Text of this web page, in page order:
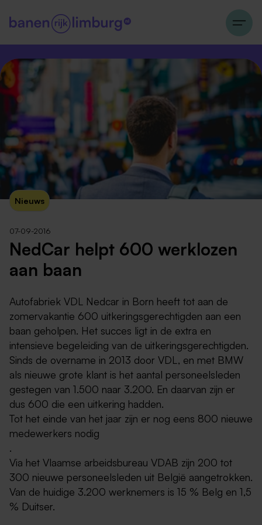
Nieuws
07-09-2016
NedCar helpt 600 werklozen
aan baan
Autofabriek VDL Nedcar in Born heeft tot aan de
zomervakantie 600 uitkeringsgerechtigden aan een
baan geholpen. Het succes ligt in de extra en
intensieve begeleiding van de uitkeringsgerechtigden.
Sinds de overname in 2013 door VDL, en met BMW
als nieuwe grote klant is het aantal personeelsleden
gestegen van 1.500 naar 3.200. En daarvan zijn er
dus 600 die een uitkering hadden.
Tot het einde van het jaar zijn er nog eens 800 nieuwe
medewerkers nodig
.
Via het Vlaamse arbeidsbureau VDAB zijn 200 tot
300 nieuwe personeelsleden uit België aangetrokken.
Van de huidige 3.200 werknemers is 15 % Belg en 1,5
% Duitser.